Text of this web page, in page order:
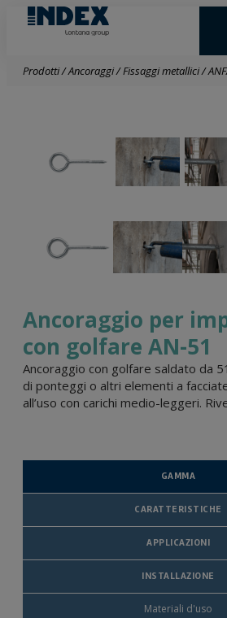
Prodotti/Ancoraggi/Fissaggi metallici/
Ancoraggio per
con golfare AN-51
Ancoraggio con golfare saldato da
di ponteggi o altri elementi a
all’uso con carichi medio-leggeri.
GAMMA
CARATTERISTICHE
APPLICAZIONI
INSTALLAZIONE
Materiali d'uso